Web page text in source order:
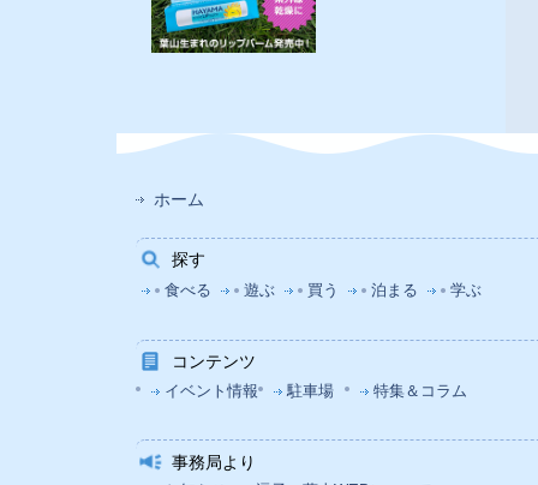
ホーム
探す
食べる 遊ぶ 買う 泊まる 学ぶ
コンテンツ
イベント情報 駐車場 特集＆コラム
事務局より